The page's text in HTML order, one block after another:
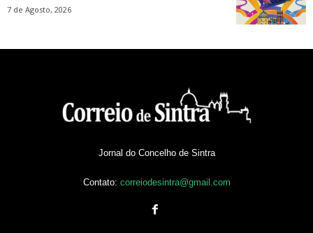
7 de Agosto, 2026
Jornal do Concelho de Sintra
Contato: correiodesintra@gmail.com